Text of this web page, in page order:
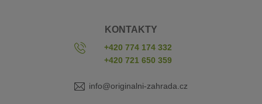
KONTAKTY
+420 774 174 332
+420 721 650 359
info@originalni-zahrada.cz